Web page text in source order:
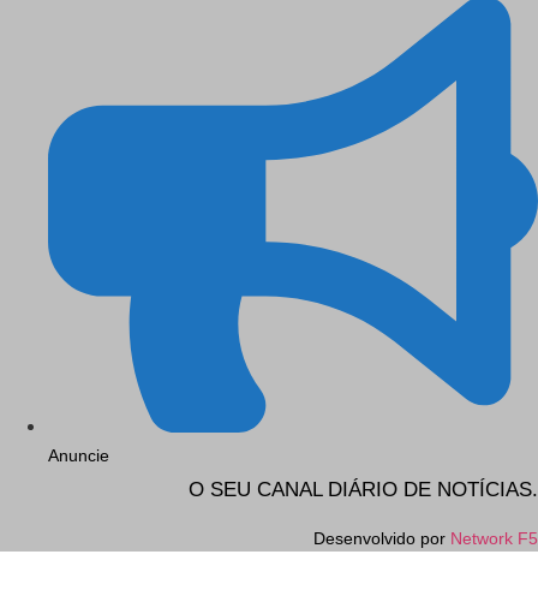
Anuncie
O SEU CANAL DIÁRIO DE NOTÍCIAS.
Desenvolvido por Network F5